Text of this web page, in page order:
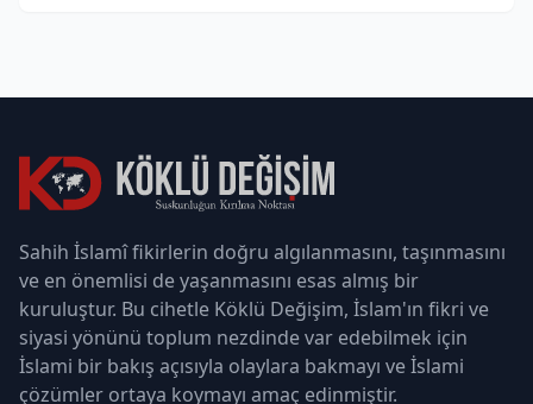
Sahih İslamî fikirlerin doğru algılanmasını, taşınmasını
ve en önemlisi de yaşanmasını esas almış bir
kuruluştur. Bu cihetle Köklü Değişim, İslam'ın fikri ve
siyasi yönünü toplum nezdinde var edebilmek için
İslami bir bakış açısıyla olaylara bakmayı ve İslami
çözümler ortaya koymayı amaç edinmiştir.